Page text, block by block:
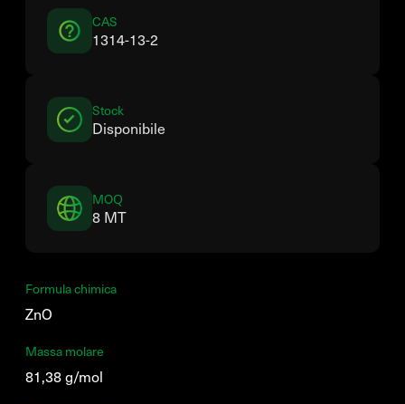
CAS
1314-13-2
Stock
Disponibile
MOQ
8 MT
Formula chimica
ZnO
Massa molare
81,38 g/mol